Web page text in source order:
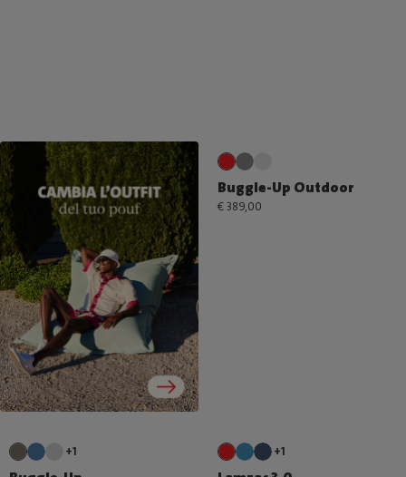
Buggle-Up Outdoor
€ 389,00
+1 +1